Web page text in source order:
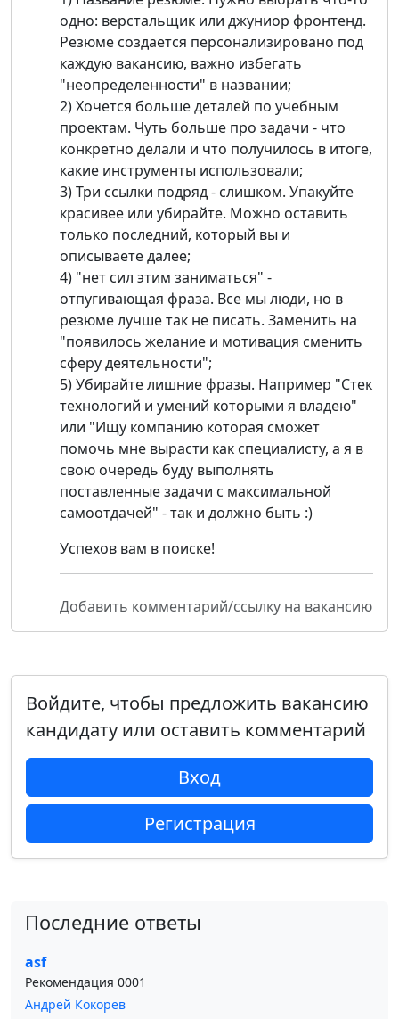
одно: верстальщик или джуниор фронтенд.
Резюме создается персонализировано под
каждую вакансию, важно избегать
"неопределенности" в названии;
2) Хочется больше деталей по учебным
проектам. Чуть больше про задачи - что
конкретно делали и что получилось в итоге,
какие инструменты использовали;
3) Три ссылки подряд - слишком. Упакуйте
красивее или убирайте. Можно оставить
только последний, который вы и
описываете далее;
4) "нет сил этим заниматься" -
отпугивающая фраза. Все мы люди, но в
резюме лучше так не писать. Заменить на
"появилось желание и мотивация сменить
сферу деятельности";
5) Убирайте лишние фразы. Например "Стек
технологий и умений которыми я владею"
или "Ищу компанию которая сможет
помочь мне вырасти как специалисту, а я в
свою очередь буду выполнять
поставленные задачи с максимальной
самоотдачей" - так и должно быть :)
Успехов вам в поиске!
Добавить комментарий/ссылку на вакансию
Войдите, чтобы предложить вакансию
кандидату или оставить комментарий
Вход
Регистрация
Последние ответы
asf
Рекомендация 0001
Андрей Кокорев